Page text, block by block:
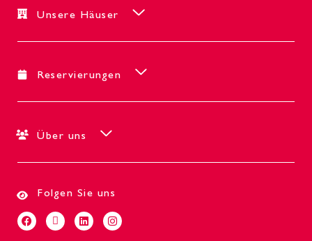
Unsere Häuser
Reservierungen
Über uns
Folgen Sie uns